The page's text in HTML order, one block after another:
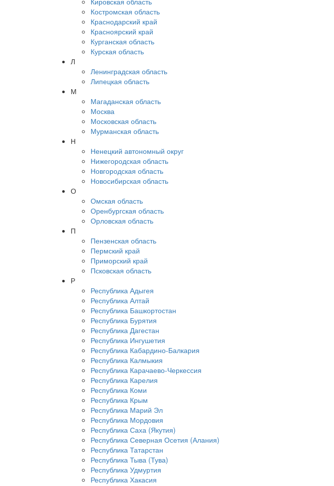
Костромская область
Краснодарский край
Красноярский край
Курганская область
Курская область
Л
Ленинградская область
Липецкая область
М
Магаданская область
Москва
Московская область
Мурманская область
Н
Ненецкий автономный округ
Нижегородская область
Новгородская область
Новосибирская область
О
Омская область
Оренбургская область
Орловская область
П
Пензенская область
Пермский край
Приморский край
Псковская область
Р
Республика Адыгея
Республика Алтай
Республика Башкортостан
Республика Бурятия
Республика Дагестан
Республика Ингушетия
Республика Кабардино-Балкария
Республика Калмыкия
Республика Карачаево-Черкессия
Республика Карелия
Республика Коми
Республика Крым
Республика Марий Эл
Республика Мордовия
Республика Саха (Якутия)
Республика Северная Осетия (Алания)
Республика Татарстан
Республика Тыва (Тува)
Республика Удмуртия
Республика Хакасия